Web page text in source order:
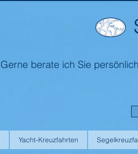
Gerne berate ich Sie
Yacht-Kreuzfahrten